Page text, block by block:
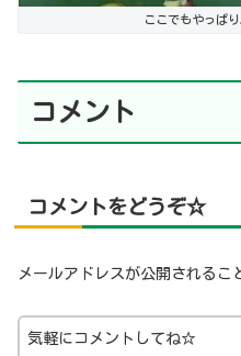
ここでもやっぱ
コメント
コメントをどうぞ☆
メールアドレスが公開されるこ
気軽にコメントしてね☆